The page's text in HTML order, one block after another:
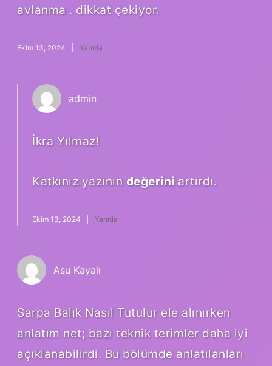
avlanma . dikkat çekiyor.
Ekim 13, 2024 Yanıtla
admin
İkra Yılmaz!
Katkınız yazının değeriniartırdı.
Ekim 13, 2024 Yanıtla
Asu Kayalı
Sarpa Balık Nasıl Tutulur ele alınırken
anlatım net; bazı teknik terimler daha iyi
açıklanabilirdi. Bu bölümde anlatılanları